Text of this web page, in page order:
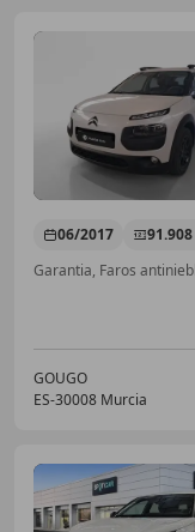
06/2017
Garantia, Faros
GOUGO
ES-30008 Murcia